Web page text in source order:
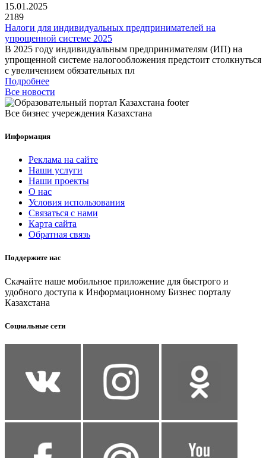
15.01.2025
2189
Налоги для индивидуальных предпринимателей на
упрощенной системе 2025
В 2025 году индивидуальным предпринимателям (ИП) на
упрощенной системе налогообложения предстоит столкнуться
с увеличением обязательных пл
Подробнее
Все новости
Все бизнес учереждения Казахстана
Информация
Реклама на сайте
Наши услуги
Наши проекты
О нас
Условия использования
Связаться с нами
Карта сайта
Обратная связь
Поддержите нас
Скачайте наше мобильное приложение для быстрого и
удобного доступа к Информационному Бизнес порталу
Казахстана
Социальные сети